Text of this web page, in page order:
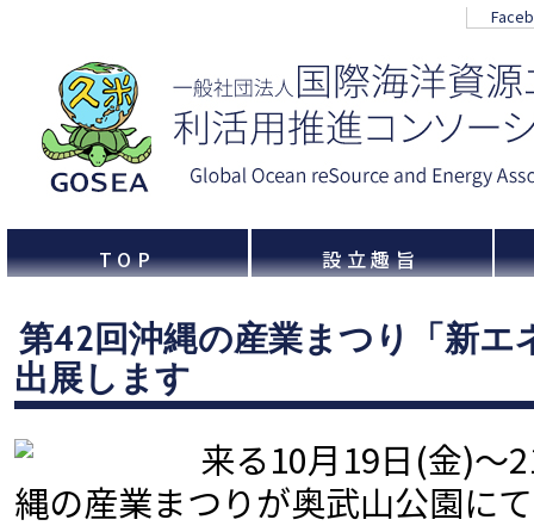
TOP 設立趣旨
第42回沖縄の産業まつり「新エ
出展します
来る10月19日(金)～
縄の産業まつりが奥武山公園に